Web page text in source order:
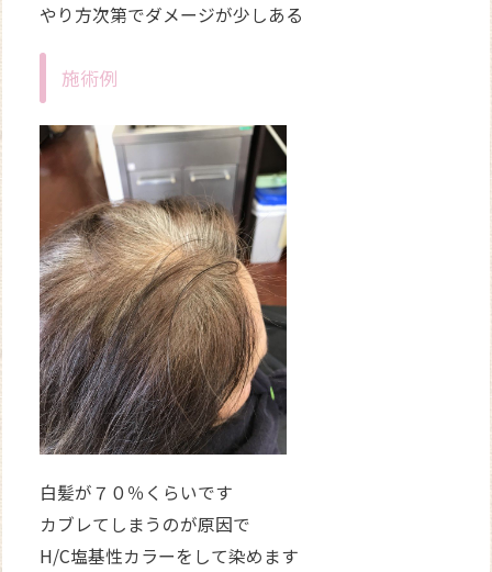
やり方次第でダメージが少しある
施術例
白髪が７０％くらいです
カブレてしまうのが原因で
H/C塩基性カラーをして染めます